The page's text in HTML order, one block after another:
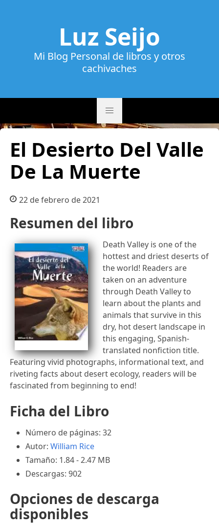
Luz Seijo
Mi Blog Personal de libros y otros
cachivaches
El Desierto Del Valle
De La Muerte
22 de febrero de 2021
Resumen del libro
Death Valley is one of the
hottest and driest deserts of
the world! Readers are
taken on an adventure
through Death Valley to
learn about the plants and
animals that survive in this
dry, hot desert landscape in
this engaging, Spanish-
translated nonfiction title.
Featuring vivid photographs, informational text, and
riveting facts about desert ecology, readers will be
fascinated from beginning to end!
Ficha del Libro
Número de páginas: 32
Autor: William Rice
Tamaño: 1.84 - 2.47 MB
Descargas: 902
Opciones de descarga
disponibles